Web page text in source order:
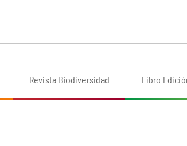
Revista Biodiversidad Libro